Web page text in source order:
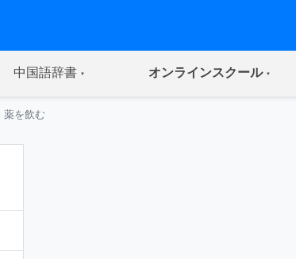
中国語辞書(current) オンラインスクール
薬を飲む